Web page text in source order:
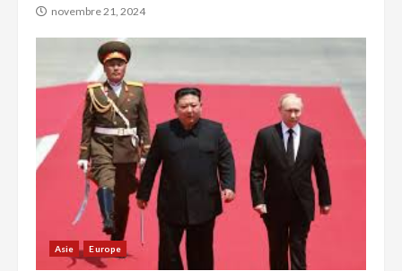
novembre 21, 2024
Asie Europe